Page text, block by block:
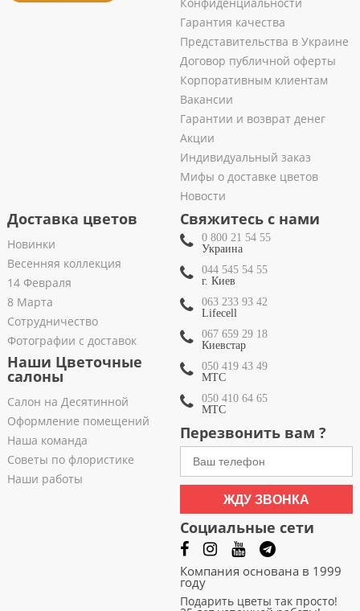
Гарантия качества
Представительства в Украине
Договор публичной оферты
Корпоративным клиентам
Вакансии
Гарантии и возврат денег
Акции
Индивидуальный заказ
Мифы о доставке цветов
Новости
Доставка цветов
Новинки
Весенняя коллекция
14 Февраля
8 Марта
Сотрудничество
Фотографии с доставок
Наши Цветочные
салоны
Салон на Десятинной
Оформление помещений
Наша команда
Советы по флористике
Наши работы
Свяжитесь с нами
0 800 21 54 55
Украина
044 545 54 55
г. Киев
063 233 93 42
Lifecell
067 659 29 18
Киевстар
050 419 43 49
МТС
050 410 64 65
МТС
Перезвонить вам ?
ЖДУ ЗВОНКА
Социальные сети
Компания основана в 1999
году
Подарить цветы так просто!